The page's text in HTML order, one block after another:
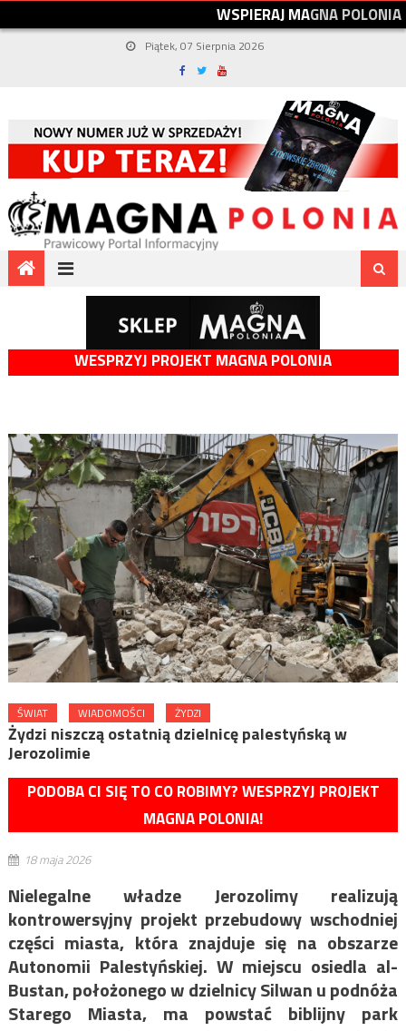
WSPIERAJMAGNAPOLONIA
Piątek, 07 Sierpnia 2026
WESPRZYJ PROJEKT MAGNA POLONIA
ŚWIAT WIADOMOŚCI ŻYDZI
Żydzi niszczą ostatnią dzielnicę palestyńską w
Jerozolimie
PODOBA CI SIĘ TO CO ROBIMY? WESPRZYJ PROJEKT
MAGNA POLONIA!
18 maja 2026
Nielegalne władze Jerozolimy realizują
kontrowersyjny projekt przebudowy wschodniej
części miasta, która znajduje się na obszarze
Autonomii Palestyńskiej. W miejscu osiedla al-
Bustan, położonego w dzielnicy Silwan u podnóża
Starego Miasta, ma powstać biblijny park